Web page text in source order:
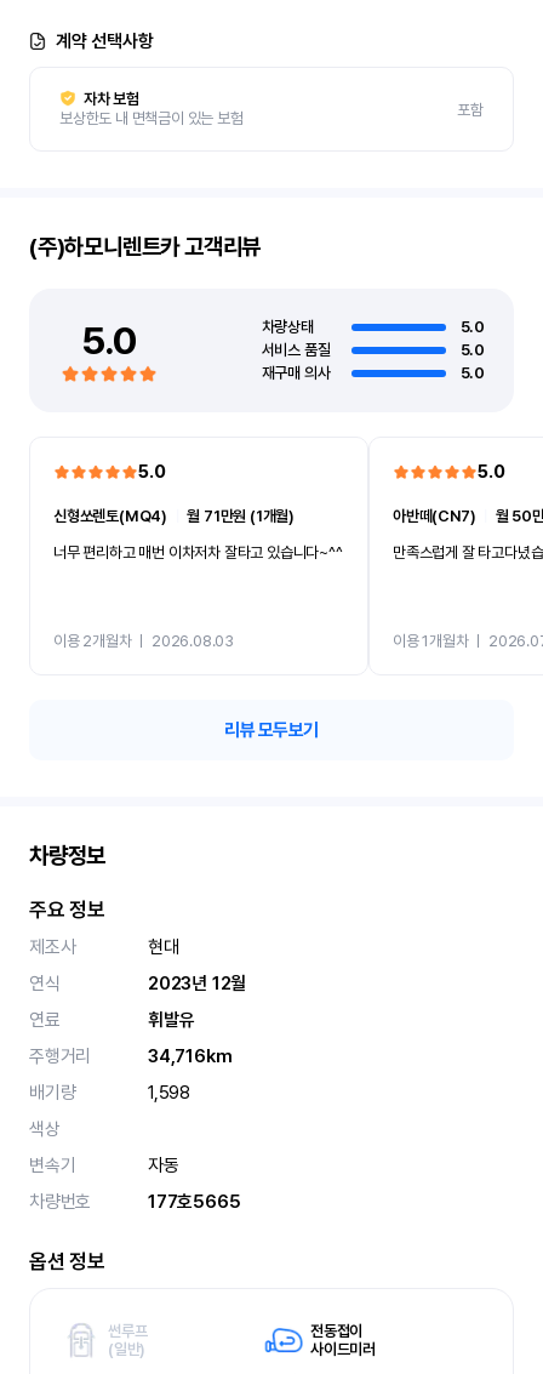
계약 선택사항
자차 보험
보상한도 내 면책금이 있는 보험
포함
(주)하모니렌트카고객리뷰
5.0 차량상태
5.0
서비스 품질
5.0
재구매 의사
5.0
5.0
신형쏘렌토(MQ4) ㅣ월 71만원 (1개월)
너무 편리하고 매번 이차저차 잘타고 있습니다~^^
이용 2개월차ㅣ 2026.08.03
5.0
아반떼(CN7)
월 50
만족스럽게 잘 타고다녔
이용 1개월차ㅣ
리뷰 모두보기
차량정보
주요 정보
제조사
현대
연식
2023년 12월
연료
휘발유
주행거리
34,716km
배기량
1,598
색상
변속기
자동
차량번호
177호5665
옵션 정보
썬루프
(일반)
전동접이
사이드미러